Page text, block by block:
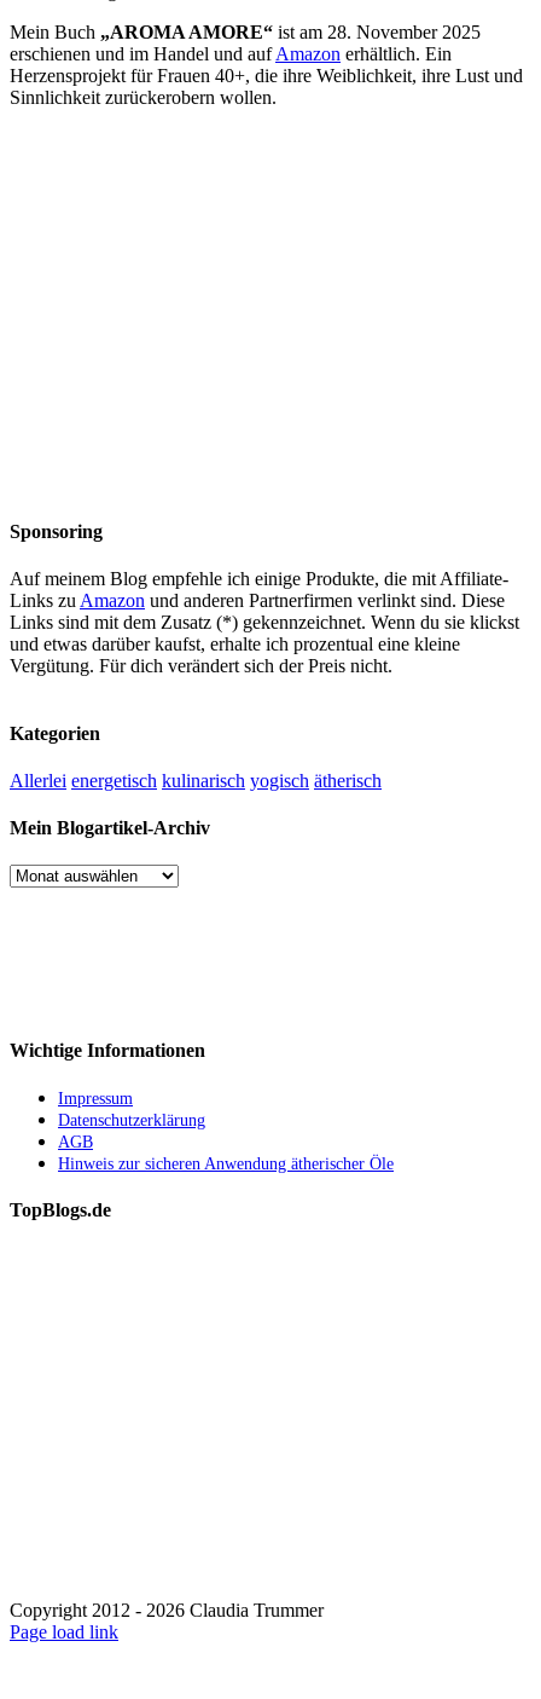
Mein Buch „AROMA AMORE“ ist am 28. November 2025
erschienen und im Handel und aufAmazon erhältlich. Ein
Herzensprojekt für Frauen 40+, die ihre Weiblichkeit, ihre Lust und
Sinnlichkeit zurückerobern wollen.
Sponsoring
Auf meinem Blog empfehle ich einige Produkte, die mit Affiliate-
Links zu Amazon und anderen Partnerfirmen verlinkt sind. Diese
Links sind mit dem Zusatz (*) gekennzeichnet. Wenn du sie klickst
und etwas darüber kaufst, erhalte ich prozentual eine kleine
Vergütung. Für dich verändert sich der Preis nicht.
Kategorien
Allerlei energetisch kulinarisch yogisch ätherisch
Mein Blogartikel-Archiv
Mein
Wichtige Informationen
Impressum
Datenschutzerklärung
AGB
Hinweis zur sicheren Anwendung ätherischer Öle
TopBlogs.de
Copyright 2012 - 2026 Claudia Trummer
Page load link